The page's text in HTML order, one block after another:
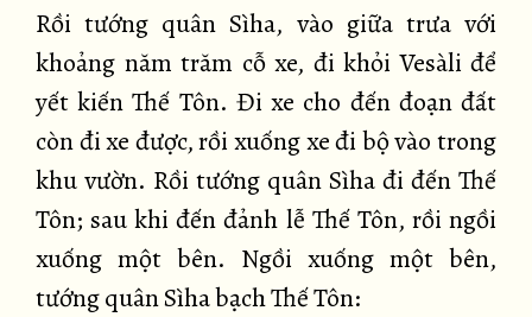
Rồi tướng quân Sìha, vào giữa trưa với
khoảng năm trăm cỗ xe, đi khỏi Vesàli để
yết kiến Thế Tôn. Đi xe cho đến đoạn đất
còn đi xe được, rồi xuống xe đi bộ vào trong
khu vườn. Rồi tướng quân Sìha đi đến Thế
Tôn; sau khi đến đảnh lễ Thế Tôn, rồi ngồi
xuống một bên. Ngồi xuống một bên,
tướng quân Sìha bạch Thế Tôn: